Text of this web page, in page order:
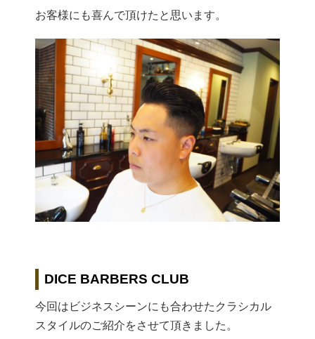
お客様にも喜んで頂けたと思います。
DICE BARBERS CLUB
今回はビジネスシーンにも合わせたクラシカル
スタイルのご紹介をさせて頂きました。